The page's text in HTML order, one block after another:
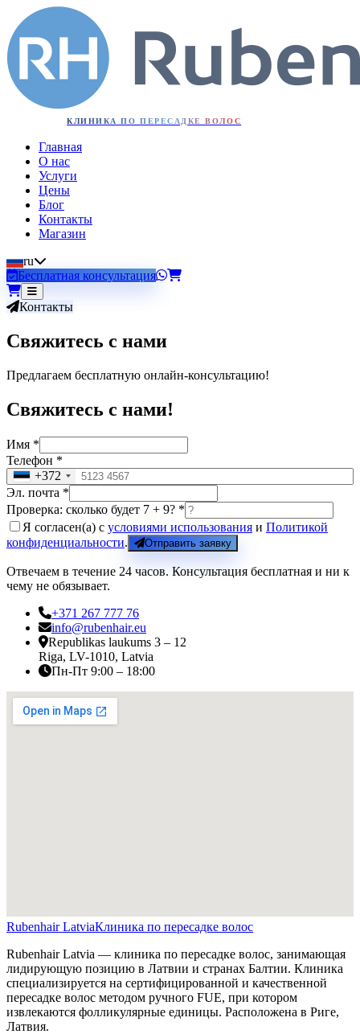
КЛИНИКА ПО ПЕРЕСАДКЕ ВОЛОС
Главная
О нас
Услуги
Цены
Блог
Контакты
Магазин
ru
Бесплатная консультация
Контакты
Свяжитесь с нами
Предлагаем бесплатную онлайн-консультацию!
Свяжитесь с нами!
Имя *
Телефон *
+372
Эл. почта *
Проверка: сколько будет 7 + 9? *
Я согласен(а) с условиями использования и Политикой
конфиденциальности. Отправить заявку
Отвечаем в течение 24 часов. Консультация бесплатная и ни к
чему не обязывает.
+371 267 777 76
info@rubenhair.eu
Republikas laukums 3 – 12
Riga, LV-1010, Latvia
Пн-Пт 9:00 – 18:00
RubenhairLatviaКлиника по пересадке волос
Rubenhair Latvia — клиника по пересадке волос, занимающая
лидирующую позицию в Латвии и странах Балтии. Клиника
специализируется на сертифицированной и качественной
пересадке волос методом ручного FUE, при котором
извлекаются фолликулярные единицы. Расположена в Риге,
Латвия.